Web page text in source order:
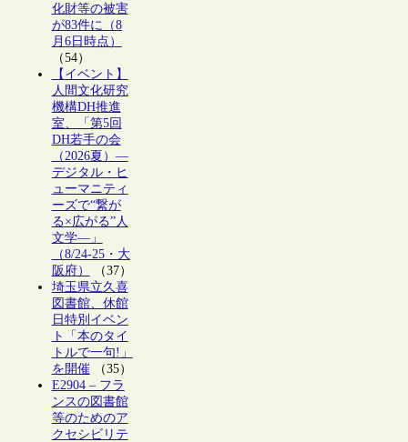
化財等の被害
が83件に（8
月6日時点）
（54）
【イベント】
人間文化研究
機構DH推進
室、「第5回
DH若手の会
（2026夏）―
デジタル・ヒ
ューマニティ
ーズで“繋が
る×広がる”人
文学―」
（8/24-25・大
阪府）
（37）
埼玉県立久喜
図書館、休館
日特別イベン
ト「本のタイ
トルで一句!」
を開催（35）
E2904 – フラ
ンスの図書館
等のためのア
クセシビリテ